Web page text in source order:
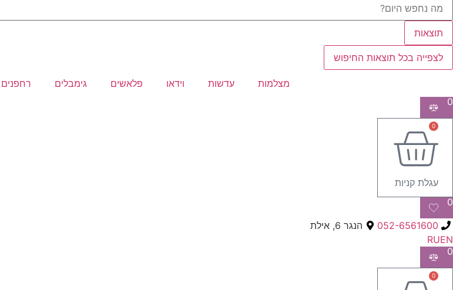
תוצאות
לצפייה בכל תוצאות החיפוש
מצלמות עדשות וידאו פלאשים גימבלים רחפנים
0
0
עגלת קניות
0
052-6561600
הנגר 6, אילת
EN
RU
0
0